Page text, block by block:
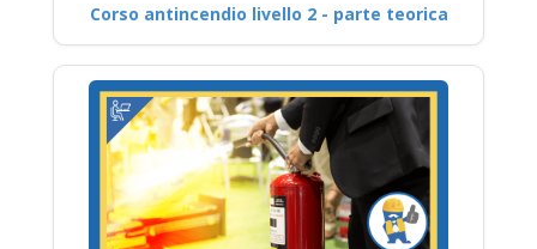
Corso antincendio livello 2 - parte teorica